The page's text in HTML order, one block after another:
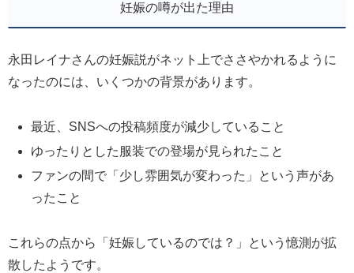
妊娠の噂が出た理由
永田レイナさんの妊娠説がネット上でささやかれるように
なったのには、いくつかの背景があります。
最近、SNSへの投稿頻度が減少していること
ゆったりとした服装での登場が見られたこと
ファンの間で「少し雰囲気が変わった」という声があ
ったこと
これらの点から「妊娠しているのでは？」という憶測が拡
散したようです。